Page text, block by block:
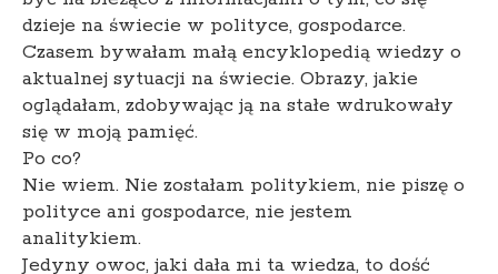
dzieje na świecie w polityce, gospodarce.
Czasem bywałam małą encyklopedią wiedzy o
aktualnej sytuacji na świecie. Obrazy, jakie
oglądałam, zdobywając ją na stałe wdrukowały
się w moją pamięć.
Po co?
Nie wiem. Nie zostałam politykiem, nie piszę o
polityce ani gospodarce, nie jestem
analitykiem.
Jedyny owoc, jaki dała mi ta wiedza, to dość